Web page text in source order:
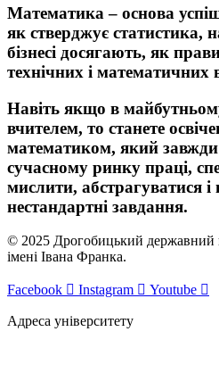
Математика – основа
як стверджує статистика,
бізнесі досягають, як
технічних і математичних
Навіть якщо в
вчителем, то станете
математиком, який завжди
сучасному ринку праці,
мислити, абстрагуватися
нестандартні завдання.
© 2025 Дрогобицький державний
імені Івана Франка.
Facebook Instagram Youtube
Адреса університету